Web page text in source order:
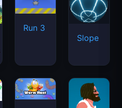
Run 3
Slope